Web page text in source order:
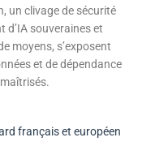
un clivage de sécurité
d’IA souveraines et
moyens, s’exposent
et de dépendance
français et européen